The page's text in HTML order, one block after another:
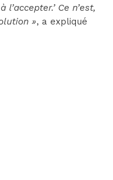
Ce n’est,
», a expliqué